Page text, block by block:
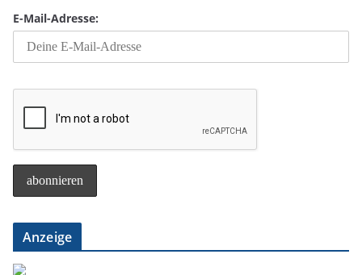
E-Mail-Adresse:
Anzeige